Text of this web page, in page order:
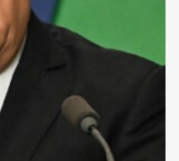
börtönre ítélték